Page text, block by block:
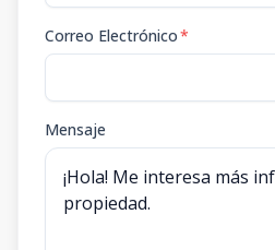
Correo Electrónico*
Mensaje